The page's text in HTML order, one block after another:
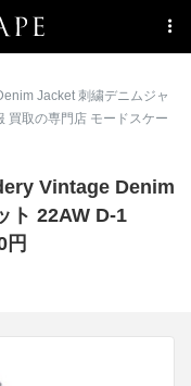
Jacket 刺繍デニムジャ
買取の専門店 モードスケー
Vintage Denim
ト 22AW D-1
円